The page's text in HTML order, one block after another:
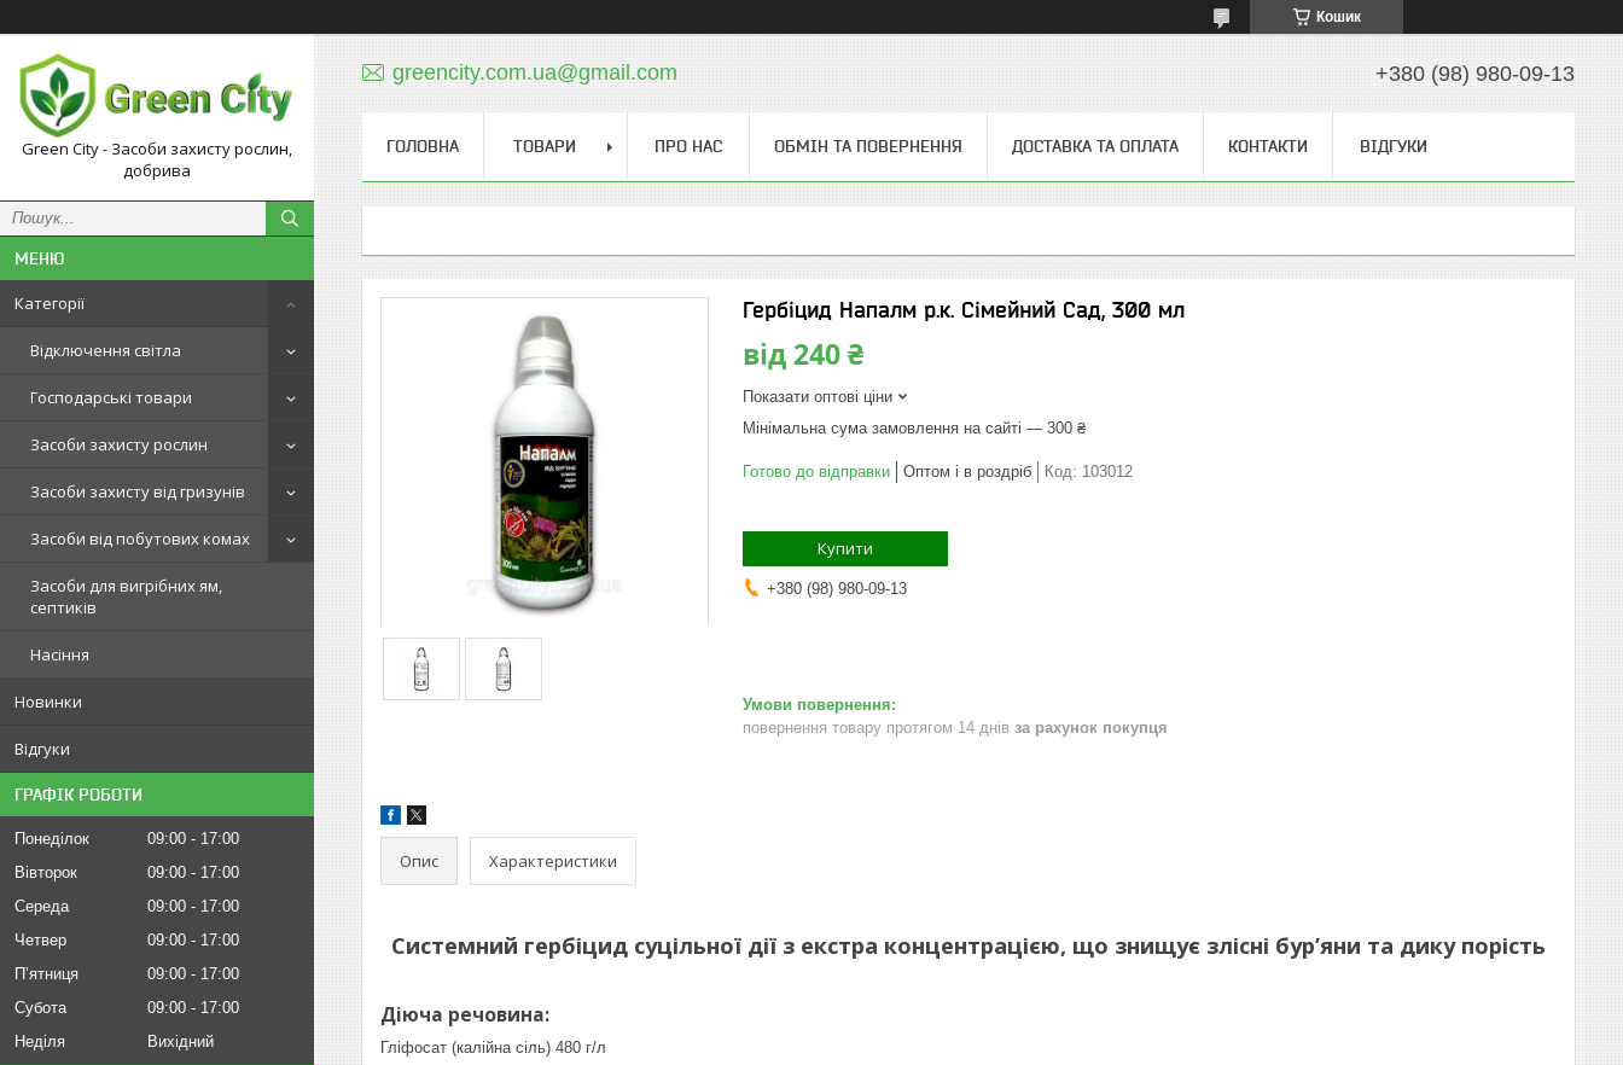
Кошик
Green City - Засоби захисту рослин,
добрива
Категорії
Відключення світла
Господарські товари
Засоби захисту рослин
Засоби захисту від гризунів
Засоби від побутових комах
Засоби для вигрібних ям,
септиків
Насіння
Новинки
Відгуки
ГРАФІК РОБОТИ
Понеділок 09:00
17:00
Вівторок
09:00
17:00
Середа
09:00
17:00
Четвер
09:00
17:00
Пʼятниця
09:00
17:00
Субота
09:00
17:00
Неділя
Вихідний
greencity.com.ua@gmail.com +380 (98) 980-09-13
ГОЛОВНА ТОВАРИ ПРО НАС ОБМІН ТА ПОВЕРНЕННЯ ДОСТАВКА ТА ОПЛАТА КОНТАКТИ ВІДГУКИ
Гербіцид Напалм р.к. Сімейний Сад, 300 мл
від 240 ₴
Показати оптові ціни
Мінімальна сума замовлення на сайті — 300 ₴
Готово до відправки Оптом і в роздріб Код: 103012
Купити
+380 (98) 980-09-13
повернення товару протягом 14 днів за рахунок покупця
Опис Характеристики
Системний гербіцид суцільної дії з екстра концентрацією, що знищує злісні бур’яни та дику порість
Діюча речовина:
Гліфосат (калійна сіль) 480 г/л